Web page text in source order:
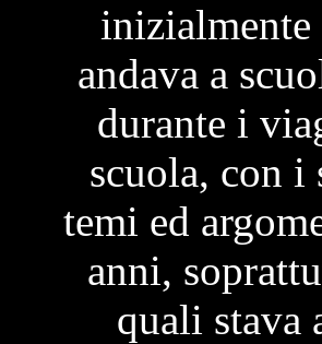
inizialmente
andava a
durante i
scuola, con i
temi ed
anni,
quali stava